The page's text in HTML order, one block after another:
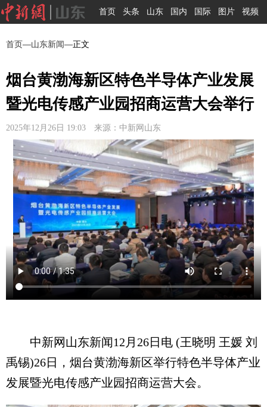
首页 头条 山东 国内 国际 图片 视频
首页—山东新闻—正文
烟台黄渤海新区特色半导体产业发展
暨光电传感产业园招商运营大会举行
2025年12月26日 19:03 来源：中新网山东
中新网山东新闻12月26日电 (王晓明 王媛 刘
禹锡)26日，烟台黄渤海新区举行特色半导体产业
发展暨光电传感产业园招商运营大会。